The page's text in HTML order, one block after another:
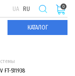
UA RU
КАТАЛОГ
0
511938